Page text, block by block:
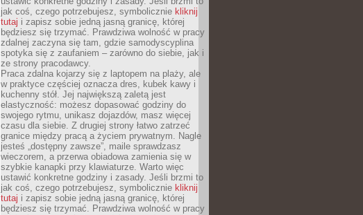
jak coś, czego potrzebujesz, symbolicznie kliknij
tutaj i zapisz sobie jedną jasną granicę, której
będziesz się trzymać. Prawdziwa wolność w pracy
zdalnej zaczyna się tam, gdzie samodyscyplina
spotyka się z zaufaniem – zarówno do siebie, jak i
ze strony pracodawcy.
Praca zdalna kojarzy się z laptopem na plaży, ale
w praktyce częściej oznacza dres, kubek kawy i
kuchenny stół. Jej największą zaletą jest
elastyczność: możesz dopasować godziny do
swojego rytmu, unikasz dojazdów, masz więcej
czasu dla siebie. Z drugiej strony łatwo zatrzeć
granice między pracą a życiem prywatnym. Nagle
jesteś „dostępny zawsze”, maile sprawdzasz
wieczorem, a przerwa obiadowa zamienia się w
szybkie kanapki przy klawiaturze. Warto więc
ustawić konkretne godziny i zasady. Jeśli brzmi to
jak coś, czego potrzebujesz, symbolicznie kliknij
tutaj i zapisz sobie jedną jasną granicę, której
będziesz się trzymać. Prawdziwa wolność w pracy